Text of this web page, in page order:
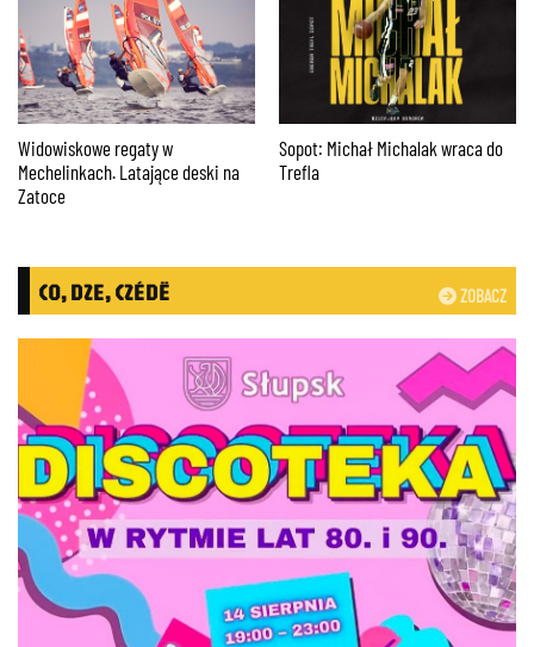
AP Orlen GDAŃSK podejmuje
Uniwersytet Jagielloński
Krzysztof Jezierski o planie
Stolema na mecz z KP Starogard
ZOBACZ
CO, DZE, CZÉDË